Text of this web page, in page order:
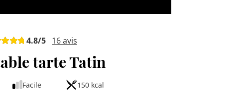
4.8/5 16avis
tarte Tatin
Facile 150 kcal